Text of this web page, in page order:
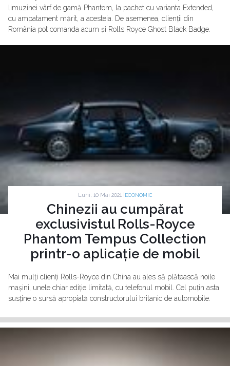
limuzinei vârf de gamă Phantom, la pachet cu varianta Extended,
cu ampatament mărit, a acesteia. De asemenea, clienții din
România pot comanda acum și Rolls Royce Ghost Black Badge.
Luni, 10 Mai 2021 | ECONOMIC
Chinezii au cumpărat
exclusivistul Rolls-Royce
Phantom Tempus Collection
printr-o aplicație de mobil
Mai mulți clienți Rolls-Royce din China au ales să plătească noile
mașini, unele chiar ediție limitată, cu telefonul mobil. Cel puțin asta
susține o sursă apropiată constructorului britanic de automobile.